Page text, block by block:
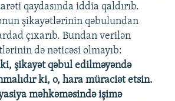
qaydasında iddia qaldırıb.
şikayətlərinin qəbulundan
çıxarıb. Bundan verilən
də nəticəsi olmayıb:
şikayət qəbul edilməyəndə
ki, o, hara müraciət etsin.
məhkəməsində işimə